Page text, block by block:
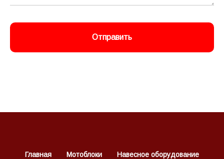
Отправить
Главная Мотоблоки Навесное оборудование